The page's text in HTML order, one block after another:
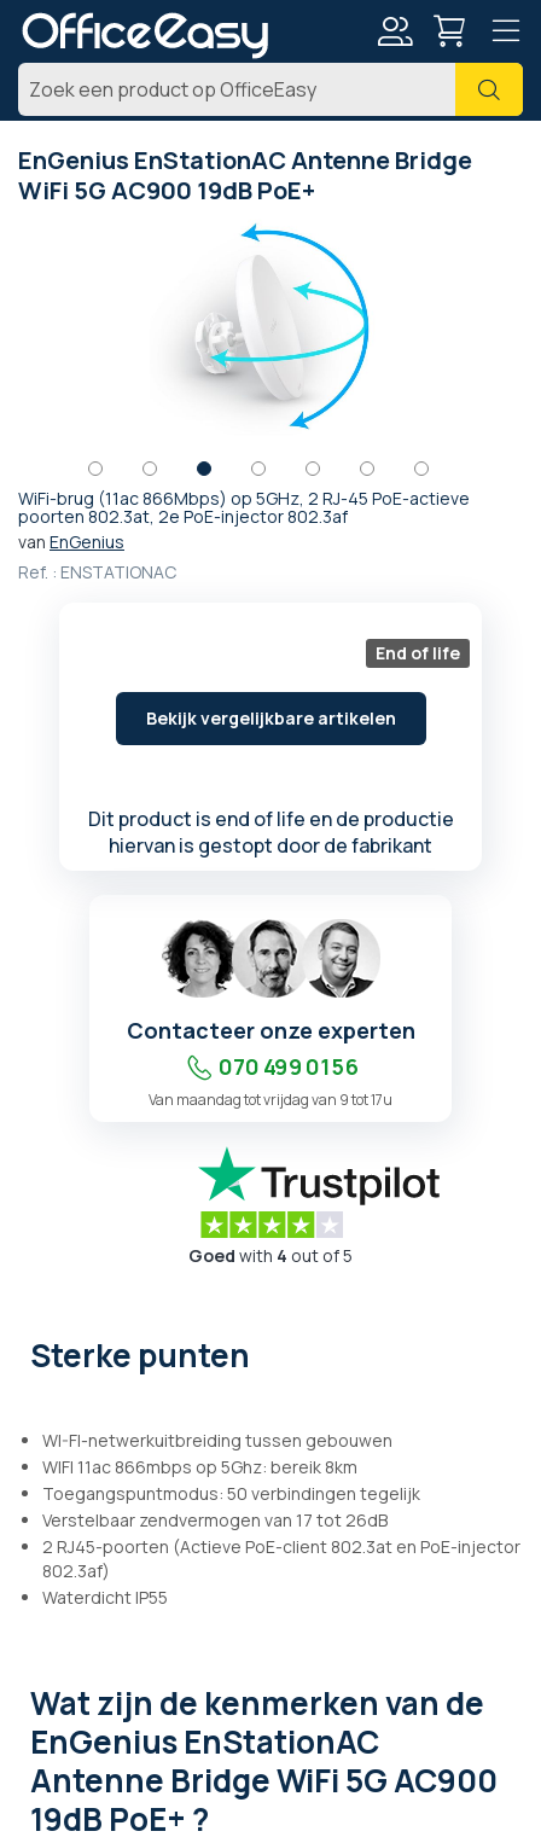
Zoek
EnGenius EnStationAC Antenne Bridge
WiFi 5G AC900 19dB PoE+
WiFi-brug (11ac 866Mbps) op 5GHz, 2 RJ-45 PoE-actieve
poorten 802.3at, 2e PoE-injector 802.3af
van EnGenius
Ref. : ENSTATIONAC
End of life
Bekijk vergelijkbare artikelen
Dit product is end of life en de productie
hiervan is gestopt door de fabrikant
Ga
naar
begin
Contacteer onze experten
070 499 01 56
Van maandag tot vrijdag van 9 tot 17u
Goed with 4 out of 5
Sterke punten
WI-FI-netwerkuitbreiding tussen gebouwen
WIFI 11ac 866mbps op 5Ghz: bereik 8km
Toegangspuntmodus: 50 verbindingen tegelijk
Verstelbaar zendvermogen van 17 tot 26dB
2 RJ45-poorten (Actieve PoE-client 802.3at en PoE-injector
802.3af)
Waterdicht IP55
Wat zijn de kenmerkenvan de
EnGenius EnStationAC
Antenne Bridge WiFi 5G AC900
19dB PoE+ ?